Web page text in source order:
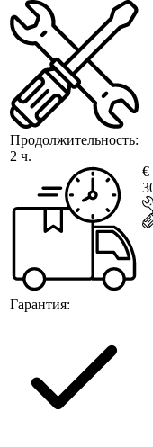
Продолжительность:
2 ч.
Гарантия:
€